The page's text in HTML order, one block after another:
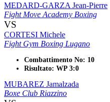
MEDARD-GARZA Jean-Pierre
Fight Move Academy Boxing
VS
CORTESI Michele
Fight Gym Boxing Lugano
Combattimento No: 10
Risultato: WP 3:0
MUBAREZ Jamalzada
Boxe Club Riazzino